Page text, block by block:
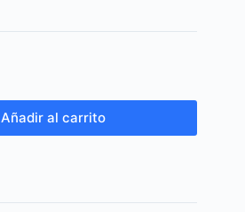
Añadir al carrito